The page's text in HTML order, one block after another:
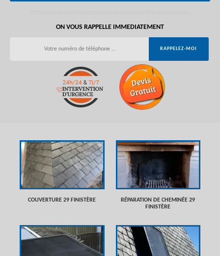
ON VOUS RAPPELLE IMMEDIATEMENT
COUVERTURE 29 FINISTÈRE
RÉPARATION DE CHEMINÉE 29
FINISTÈRE